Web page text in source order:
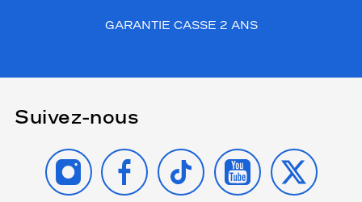
GARANTIE CASSE 2 ANS
Suivez-nous
INSTAGRAMFACEBOOK
TIKTOK YOUTUBE
X